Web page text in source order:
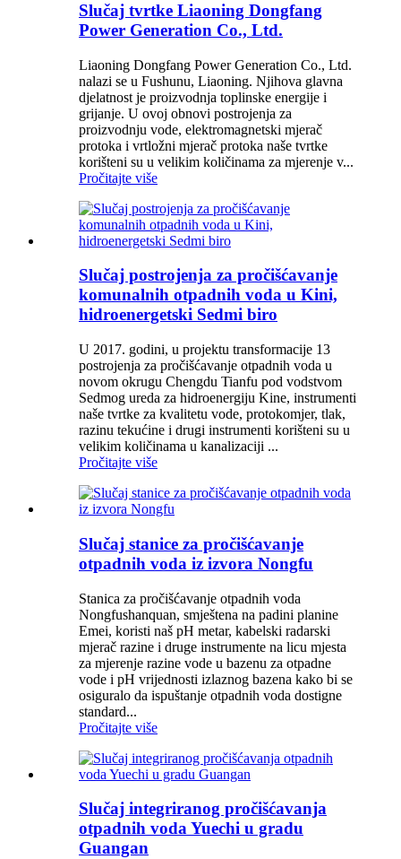
Slučaj tvrtke Liaoning Dongfang
Power Generation Co., Ltd.
Liaoning Dongfang Power Generation Co., Ltd.
nalazi se u Fushunu, Liaoning. Njihova glavna
djelatnost je proizvodnja toplinske energije i
grijanje. U ovoj obnovi postrojenja za
proizvodnju vode, elektromagnetski mjerač
protoka i vrtložni mjerač protoka naše tvrtke
korišteni su u velikim količinama za mjerenje v...
Pročitajte više
Slučaj postrojenja za pročišćavanje
komunalnih otpadnih voda u Kini,
hidroenergetski Sedmi biro
U 2017. godini, u projektu transformacije 13
postrojenja za pročišćavanje otpadnih voda u
novom okrugu Chengdu Tianfu pod vodstvom
Sedmog ureda za hidroenergiju Kine, instrumenti
naše tvrtke za kvalitetu vode, protokomjer, tlak,
razinu tekućine i drugi instrumenti korišteni su u
velikim količinama u kanalizaciji ...
Pročitajte više
Slučaj stanice za pročišćavanje
otpadnih voda iz izvora Nongfu
Stanica za pročišćavanje otpadnih voda
Nongfushanquan, smještena na padini planine
Emei, koristi naš pH metar, kabelski radarski
mjerač razine i druge instrumente na licu mjesta
za mjerenje razine vode u bazenu za otpadne
vode i pH vrijednosti izlaznog bazena kako bi se
osiguralo da ispuštanje otpadnih voda dostigne
standard...
Pročitajte više
Slučaj integriranog pročišćavanja
otpadnih voda Yuechi u gradu
Guangan